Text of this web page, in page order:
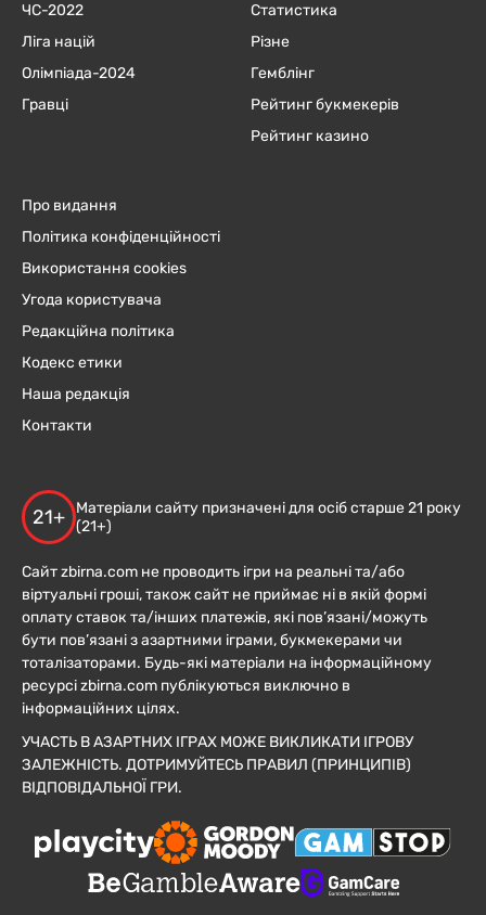
ЧC-2022
Ліга націй
Олімпіада-2024
Гравці
Статистика
Різне
Гемблінг
Рейтинг букмекерів
Рейтинг казино
Про видання
Політика конфіденційності
Використання cookies
Угода користувача
Редакційна політика
Кодекс етики
Наша редакція
Контакти
21+
Матеріали сайту призначені для осіб старше 21 року
(21+)
Сайт zbirna.com не проводить ігри на реальні та/або
віртуальні гроші, також сайт не приймає ні в якій формі
оплату ставок та/інших платежів, які пов’язані/можуть
бути пов’язані з азартними іграми, букмекерами чи
тоталізаторами. Будь-які матеріали на інформаційному
ресурсі zbirna.com публікуються виключно в
інформаційних цілях.
УЧАСТЬ В АЗАРТНИХ ІГРАХ МОЖЕ ВИКЛИКАТИ ІГРОВУ
ЗАЛЕЖНІСТЬ. ДОТРИМУЙТЕСЬ ПРАВИЛ (ПРИНЦИПІВ)
ВІДПОВІДАЛЬНОЇ ГРИ.